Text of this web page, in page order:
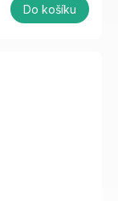
Do košíku